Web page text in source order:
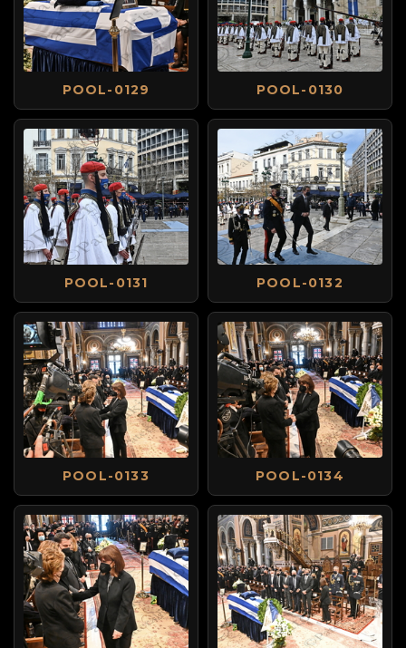
POOL-0129 POOL-0130
POOL-0131 POOL-0132
POOL-0133 POOL-0134